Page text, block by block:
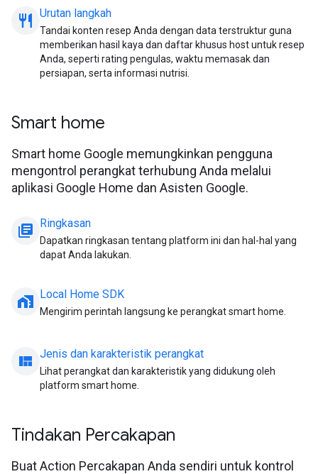
restaurant_meal
Urutan langkah
Tandai konten resep Anda dengan data terstruktur guna
memberikan hasil kaya dan daftar khusus host untuk resep
Anda, seperti rating pengulas, waktu memasak dan
persiapan, serta informasi nutrisi.
Smart home
Smart home Google memungkinkan pengguna
mengontrol perangkat terhubung Anda melalui
aplikasi Google Home dan Asisten Google.
library_books Ringkasan
Dapatkan ringkasan tentang platform ini dan hal-hal yang
dapat Anda lakukan.
home_work Local Home SDK
Mengirim perintah langsung ke perangkat smart home.
view_quilt Jenis dan karakteristik perangkat
Lihat perangkat dan karakteristik yang didukung oleh
platform smart home.
Tindakan Percakapan
Buat Action Percakapan Anda sendiri untuk kontrol